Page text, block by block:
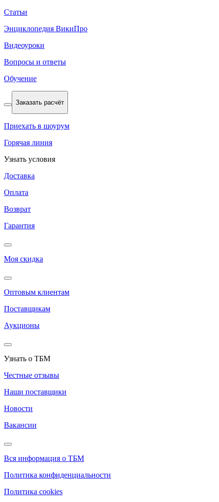
Статьи
Энциклопедия ВикиПро
Видеоуроки
Вопросы и ответы
Обучение
Заказать расчёт
Приехать в шоурум
Горячая линия
Узнать условия
Доставка
Оплата
Возврат
Гарантия
Моя скидка
Оптовым клиентам
Поставщикам
Аукционы
Узнать о ТБМ
Честные отзывы
Наши поставщики
Новости
Вакансии
Вся информация о ТБМ
Политика конфиденциальности
Политика cookies